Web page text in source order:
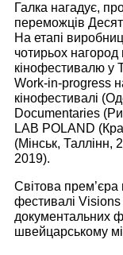
Галка нагадує,
переможців
На етапі
чотирьох нагород
кінофестивалю у
Work-in-progress
кінофестивалі
Documentaries
LAB POLAND
(Мінськ, Таллінн,
2019).
Світова прем’єра
фестивалі
документальних
швейцарському